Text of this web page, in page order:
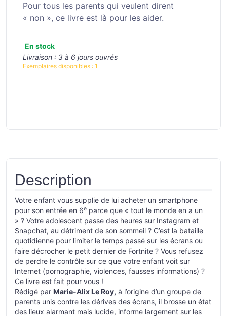
Pour tous les parents qui veulent dirent
« non », ce livre est là pour les aider.
En stock
Livraison : 3 à 6 jours ouvrés
Exemplaires disponibles : 1
Description
Votre enfant vous supplie de lui acheter un smartphone
pour son entrée en 6e parce que « tout le monde en a un
» ? Votre adolescent passe des heures sur Instagram et
Snapchat, au détriment de son sommeil ? C’est la bataille
quotidienne pour limiter le temps passé sur les écrans ou
faire décrocher le petit dernier de Fortnite ? Vous refusez
de perdre le contrôle sur ce que votre enfant voit sur
Internet (pornographie, violences, fausses informations) ?
Ce livre est fait pour vous !
Rédigé par Marie-Alix Le Roy, à l’origine d’un groupe de
parents unis contre les dérives des écrans, il brosse un état
des lieux alarmant mais lucide, informe largement sur les